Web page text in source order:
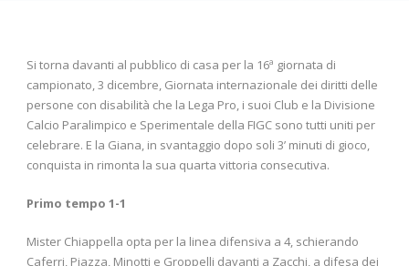
Si torna davanti al pubblico di casa per la 16ª giornata di
campionato, 3 dicembre, Giornata internazionale dei diritti delle
persone con disabilità che la Lega Pro, i suoi Club e la Divisione
Calcio Paralimpico e Sperimentale della FIGC sono tutti uniti per
celebrare. E la Giana, in svantaggio dopo soli 3’ minuti di gioco,
conquista in rimonta la sua quarta vittoria consecutiva.
Primo tempo 1-1
Mister Chiappella opta per la linea difensiva a 4, schierando
Caferri, Piazza, Minotti e Groppelli davanti a Zacchi, a difesa dei